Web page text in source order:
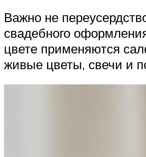
Важно не
свадебного
цвете применяются
живые цветы, свечи и